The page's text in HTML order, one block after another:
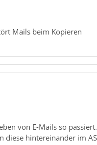
Mails beim Kopieren
von E-Mails so passiert.
diese hintereinander im